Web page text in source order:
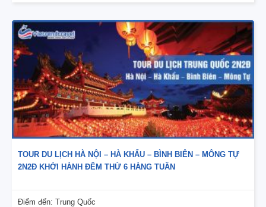
TOUR DU LỊCH HÀ NỘI – HÀ KHẨU – BÌNH BIÊN – MÔNG TỰ
2N2Đ KHỞI HÀNH ĐÊM THỨ 6 HÀNG TUẦN
Điểm đến: Trung Quốc